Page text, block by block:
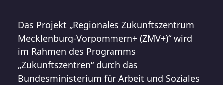
Das Projekt „Regionales Zukunftszentrum
Mecklenburg-Vorpommern+ (ZMV+)“ wird
im Rahmen des Programms
„Zukunftszentren“ durch das
Bundesministerium für Arbeit und Soziales